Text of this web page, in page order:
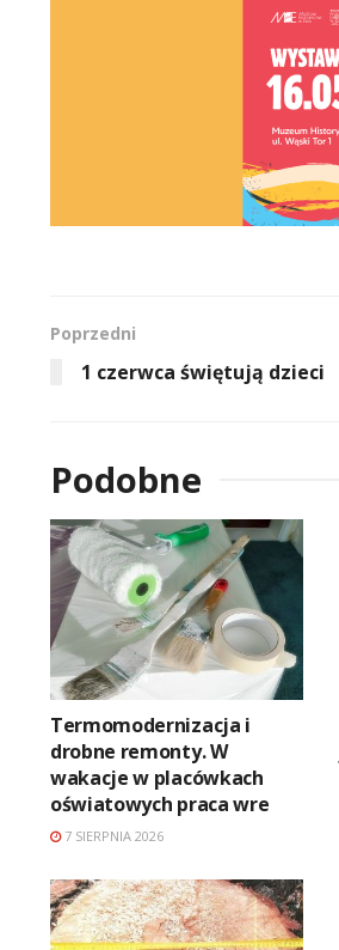
Poprzedni
1 czerwca świętują dzieci
Podobne
Termomodernizacja i
drobne remonty. W
wakacje w placówkach
oświatowych praca wre
7 SIERPNIA 2026